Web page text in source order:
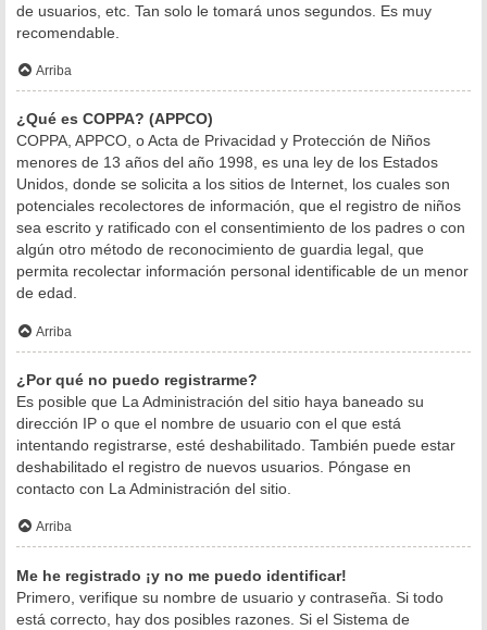
de usuarios, etc. Tan solo le tomará unos segundos. Es muy
recomendable.
Arriba
¿Qué es COPPA? (APPCO)
COPPA, APPCO, o Acta de Privacidad y Protección de Niños
menores de 13 años del año 1998, es una ley de los Estados
Unidos, donde se solicita a los sitios de Internet, los cuales son
potenciales recolectores de información, que el registro de niños
sea escrito y ratificado con el consentimiento de los padres o con
algún otro método de reconocimiento de guardia legal, que
permita recolectar información personal identificable de un menor
de edad.
Arriba
¿Por qué no puedo registrarme?
Es posible que La Administración del sitio haya baneado su
dirección IP o que el nombre de usuario con el que está
intentando registrarse, esté deshabilitado. También puede estar
deshabilitado el registro de nuevos usuarios. Póngase en
contacto con La Administración del sitio.
Arriba
Me he registrado ¡y no me puedo identificar!
Primero, verifique su nombre de usuario y contraseña. Si todo
está correcto, hay dos posibles razones. Si el Sistema de